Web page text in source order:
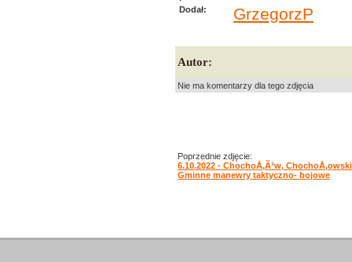
Dodał: GrzegorzP
Autor:
Nie ma komentarzy dla tego zdjęcia
Poprzednie zdjęcie:
6.10.2022 - ChochoÅ‚Ã³w,
Gminne manewry taktyczno- bojowe